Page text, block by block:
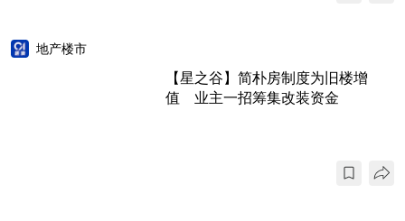
地产楼市
【星之谷】简朴房制度为旧楼增
值 业主一招筹集改装资金